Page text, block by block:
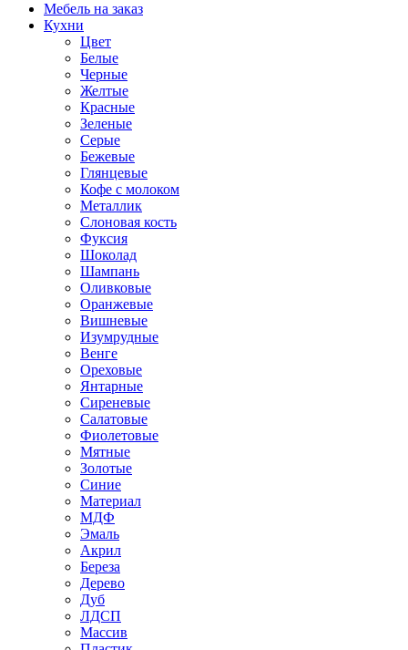
Мебель на заказ
Кухни
Цвет
Белые
Черные
Желтые
Красные
Зеленые
Серые
Бежевые
Глянцевые
Кофе с молоком
Металлик
Слоновая кость
Фуксия
Шоколад
Шампань
Оливковые
Оранжевые
Вишневые
Изумрудные
Венге
Ореховые
Янтарные
Сиреневые
Салатовые
Фиолетовые
Мятные
Золотые
Синие
Материал
МДФ
Эмаль
Акрил
Береза
Дерево
Дуб
ЛДСП
Массив